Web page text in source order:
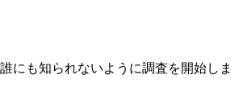
にも知られないように調査を開始しま